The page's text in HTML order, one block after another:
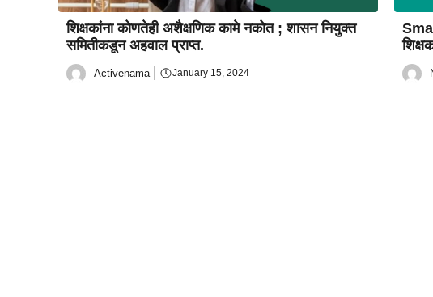
शिक्षकांना कोणतेही अशैक्षणिक कामे नकोत ; शासन नियुक्त
समितीकडून अहवाल प्राप्त.
Activenama January 15, 2024